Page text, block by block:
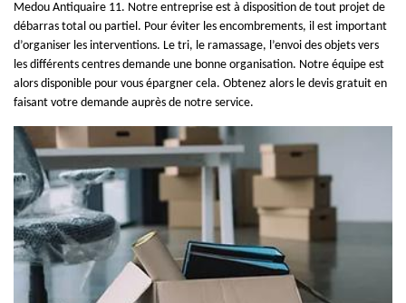
Medou Antiquaire 11. Notre entreprise est à disposition de tout projet de
débarras total ou partiel. Pour éviter les encombrements, il est important
d’organiser les interventions. Le tri, le ramassage, l’envoi des objets vers
les différents centres demande une bonne organisation. Notre équipe est
alors disponible pour vous épargner cela. Obtenez alors le devis gratuit en
faisant votre demande auprès de notre service.